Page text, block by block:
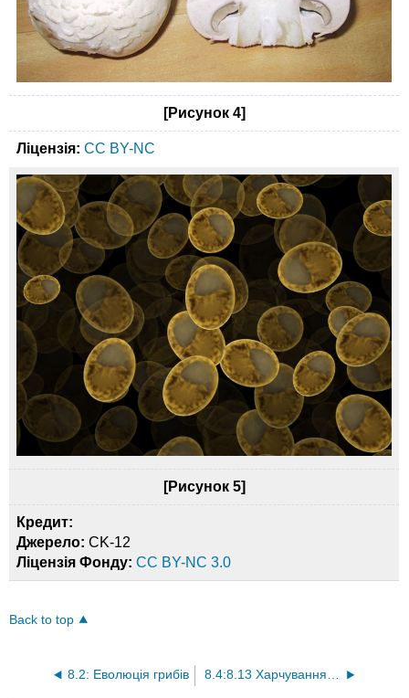
[Рисунок 4]
Ліцензія: CC BY-NC
[Рисунок 5]
Кредит:
Джерело: CK-12
Ліцензія Фонду: CC BY-NC 3.0
Back to top
8.2: Еволюція грибів